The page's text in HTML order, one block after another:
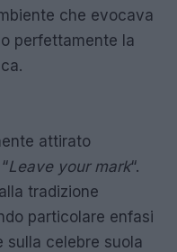
che evocava
perfettamente la
attirato
Leave your mark“.
tradizione
particolare enfasi
sulla celebre suola